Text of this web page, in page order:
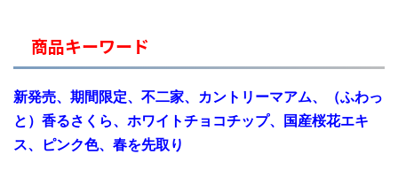
商品キーワード
新発売、期間限定、不二家、カントリーマアム、（ふわっ
と）香るさくら、ホワイトチョコチップ、国産桜花エキ
ス、ピンク色、春を先取り